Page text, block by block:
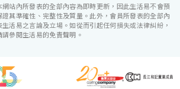
站內所發表的全部內容為即時更新，因此生活易不會預
其準確性、完整性及質量。此外，會員所發表的全部內
活易之言論及立場。如從而引起任何損失或法律糾紛，
參閱生活易的免責聲明。